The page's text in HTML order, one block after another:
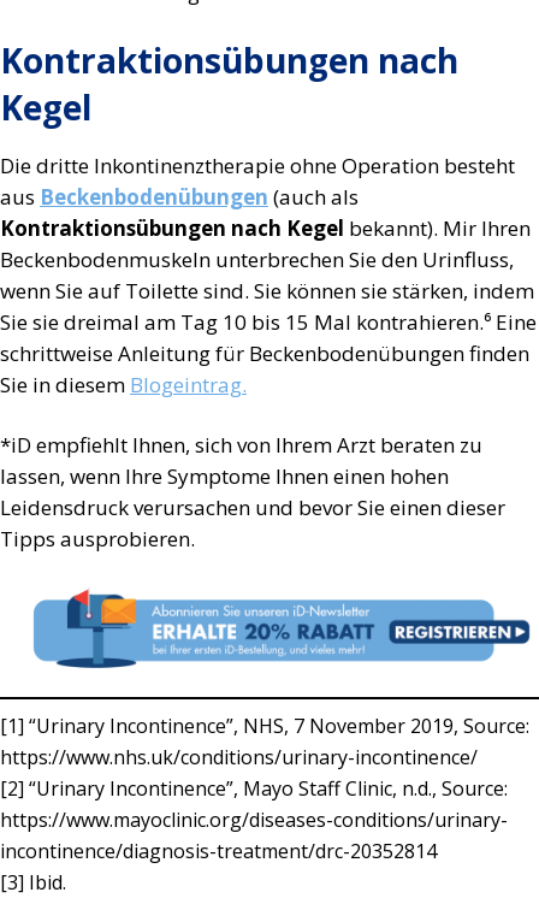
Kontraktionsübungen nach
Kegel
Die dritte Inkontinenztherapie ohne Operation besteht
aus Beckenbodenübungen (auch als
Kontraktionsübungen nach Kegel bekannt). Mir Ihren
Beckenbodenmuskeln unterbrechen Sie den Urinfluss,
wenn Sie auf Toilette sind. Sie können sie stärken, indem
Sie sie dreimal am Tag 10 bis 15 Mal kontrahieren.⁶ Eine
schrittweise Anleitung für Beckenbodenübungen finden
Sie in diesem Blogeintrag.
*iD empfiehlt Ihnen, sich von Ihrem Arzt beraten zu
lassen, wenn Ihre Symptome Ihnen einen hohen
Leidensdruck verursachen und bevor Sie einen dieser
Tipps ausprobieren.
[1] “Urinary Incontinence”, NHS, 7 November 2019, Source:
https://www.nhs.uk/conditions/urinary-incontinence/
[2] “Urinary Incontinence”, Mayo Staff Clinic, n.d., Source:
https://www.mayoclinic.org/diseases-conditions/urinary-
incontinence/diagnosis-treatment/drc-20352814
[3] Ibid.